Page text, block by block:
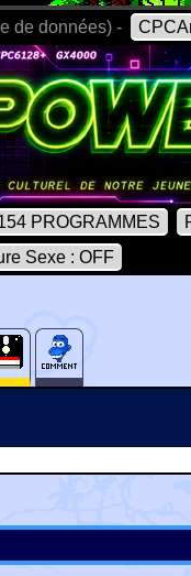
de données) -
PROGRAMMES
Sexe : OFF